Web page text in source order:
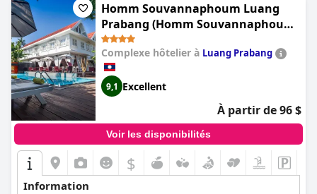
Homm Souvannaphoum Luang
Prabang (Homm Souvannaphoum
Luang Prabang, part of Banyan
Group)
Complexe hôtelier à Luang Prabang
9,1 Excellent
À partir de 96 $
Voir les disponibilités
$
Information